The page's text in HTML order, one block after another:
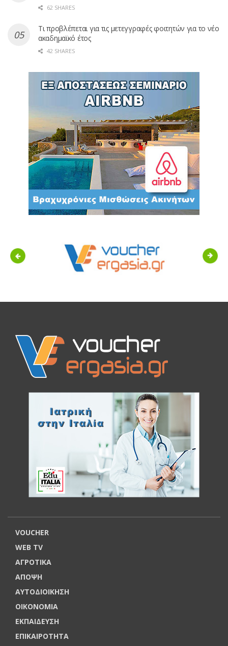
62 SHARES
Τι προβλέπεται για τις μετεγγραφές φοιτητών για το νέο
ακαδημαϊκό έτος
42 SHARES
Previous Next
VOUCHER
WEB TV
ΑΓΡΟΤΙΚΑ
ΑΠΟΨΗ
ΑΥΤΟΔΙΟΙΚΗΣΗ
ΟΙΚΟΝΟΜΙΑ
ΕΚΠΑΙΔΕΥΣΗ
ΕΠΙΚΑΙΡΟΤΗΤΑ